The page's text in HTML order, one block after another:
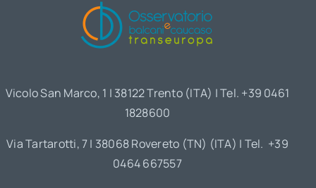
Vicolo San Marco, 1 | 38122 Trento (ITA) | Tel. +39 0461
1828600
Via Tartarotti, 7 | 38068 Rovereto (TN) (ITA) | Tel. +39
0464 667557